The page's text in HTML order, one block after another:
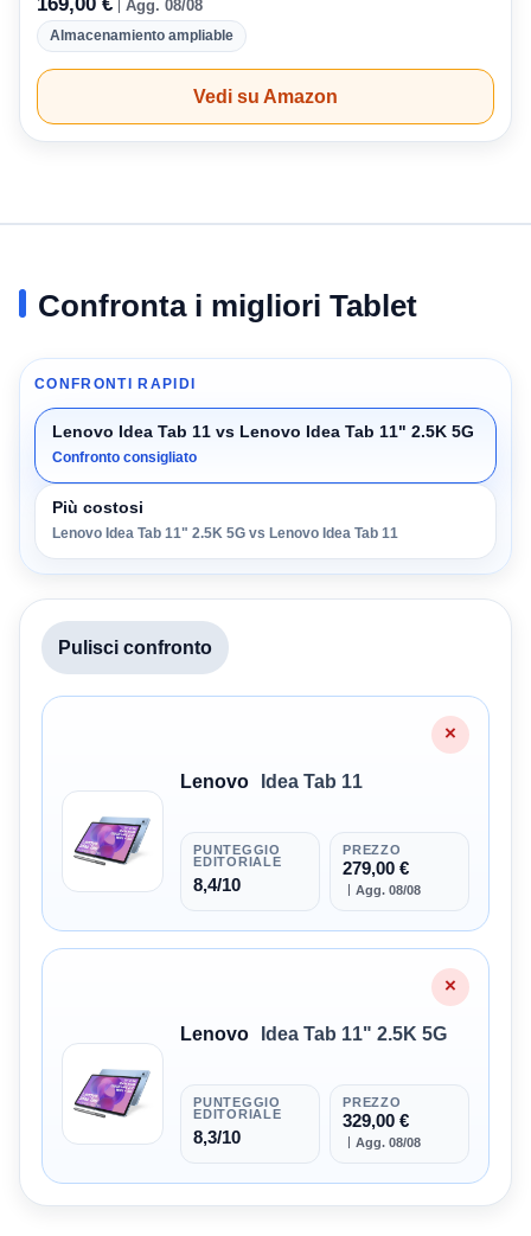
Agg. 08/08
Almacenamiento ampliable
Vedi su Amazon
Confronta i migliori Tablet
CONFRONTI RAPIDI
Lenovo Idea Tab 11 vs Lenovo Idea Tab 11" 2.5K 5G
Confronto consigliato
Più costosi
Lenovo Idea Tab 11" 2.5K 5G vs Lenovo Idea Tab 11
Pulisci confronto
×
Lenovo Idea Tab 11
PUNTEGGIO
EDITORIALE
8,4/10
PREZZO
279,00 €
Agg. 08/08
×
Lenovo Idea Tab 11" 2.5K 5G
PUNTEGGIO
EDITORIALE
8,3/10
PREZZO
329,00 €
Agg. 08/08